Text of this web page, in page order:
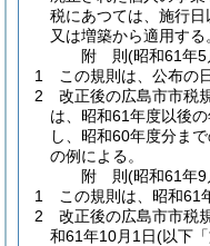
税にあつては、施行
又は増築から適用する
附 則(昭和61年
1
この規則は、公布の
2
改正後の広島市市税
は、昭和61年度以後
し、昭和60年度分ま
の例による。
附 則(昭和61年
1
この規則は、昭和61
2
改正後の広島市市税
和61年10月1日(以下